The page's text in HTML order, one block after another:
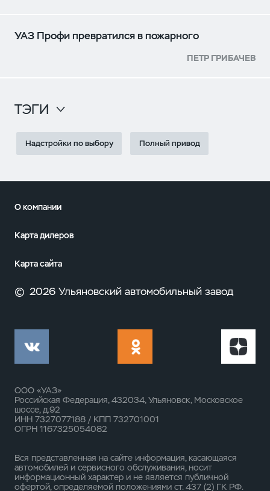
УАЗ Профи превратился в пожарного
ПЕТР ГРИБАЧЕВ
ТЭГИ
Надстройки по выбору Полный привод
О компании
Карта дилеров
Карта сайта
© 2026 Ульяновский автомобильный завод
ООО «УАЗ»
Российская Федерация, 432034, Ульяновск, Московское
шоссе, д.92
ИНН 7327077188 / КПП 732701001
ОГРН 1167325054082
Вся представленная на сайте информация, касающаяся
автомобилей и сервисного обслуживания, носит
информационный характер и не является публичной
офертой, определяемой положениями ст. 437 (2) ГК РФ.